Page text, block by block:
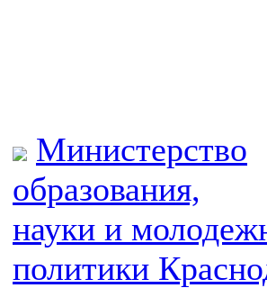
Министерство
образования,
науки и
политики